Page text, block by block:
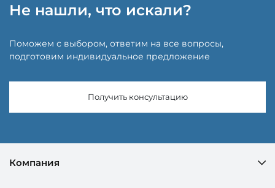
Не нашли, что искали?
Поможем с выбором, ответим на все вопросы,
подготовим индивидуальное предложение
Получить консультацию
Компания